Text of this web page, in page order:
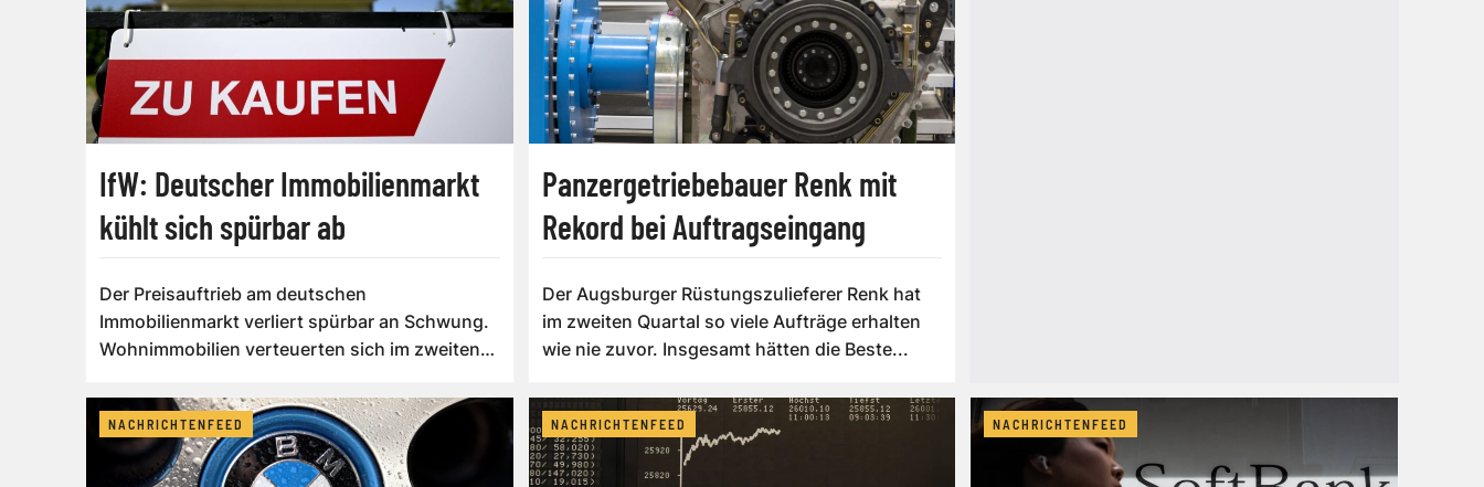
IfW: Deutscher Immobilienmarkt
kühlt sich spürbar ab
Der Preisauftrieb am deutschen
Immobilienmarkt verliert spürbar an Schwung.
Wohnimmobilien verteuerten sich im zweiten
Panzergetriebebauer Renk mit
Rekord bei Auftragseingang
Der Augsburger Rüstungszulieferer Renk hat
im zweiten Quartal so viele Aufträge erhalten
wie nie zuvor. Insgesamt hätten die Beste...
NACHRICHTENFEED NACHRICHTENFEED NACHRICHTENFEED